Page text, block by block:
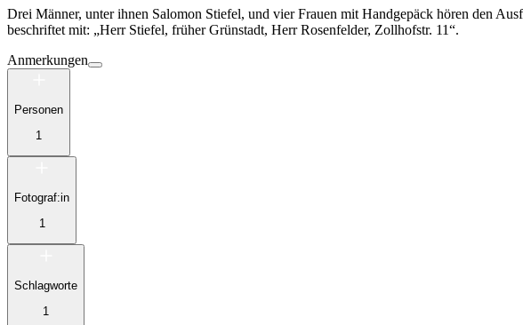
Drei Männer, unter ihnen Salomon Stiefel, und vier Frauen mit Handgepäck hören den
beschriftet mit: „Herr Stiefel, früher Grünstadt, Herr Rosenfelder, Zollhofstr. 11“.
Anmerkungen
Personen
1
Fotograf:in
1
Schlagworte
1